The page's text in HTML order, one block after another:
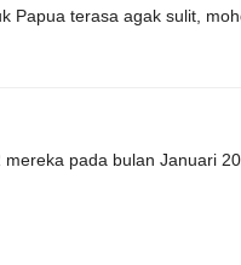
terasa agak sulit,
pada bulan Januari